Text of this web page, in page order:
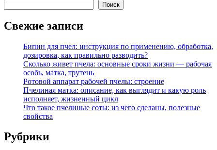
Поиск
Свежие записи
Бипин для пчел: инструкция по применению, обработка,
дозировка, как правильно разводить?
Сколько живет пчела: основные сроки жизни — рабочая
особь, матка, трутень
Ротовой аппарат рабочей пчелы: строение
Пчелиная матка: описание, как выглядит и какую роль
исполняет, жизненный цикл
Что такое пчелиные соты: из чего сделаны, полезные
свойства
Рубрики